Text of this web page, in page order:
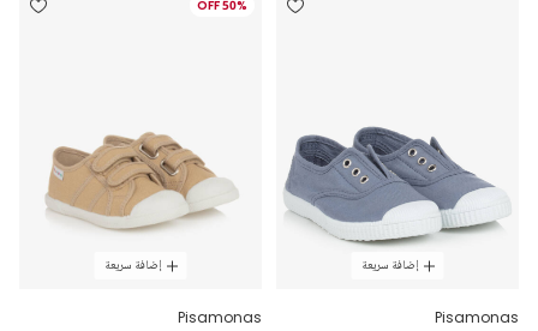
إضافة سريعة
Pisamonas
50% OFF
إضافة سريعة
Pisamonas